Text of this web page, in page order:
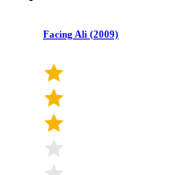
Facing Ali (2009)